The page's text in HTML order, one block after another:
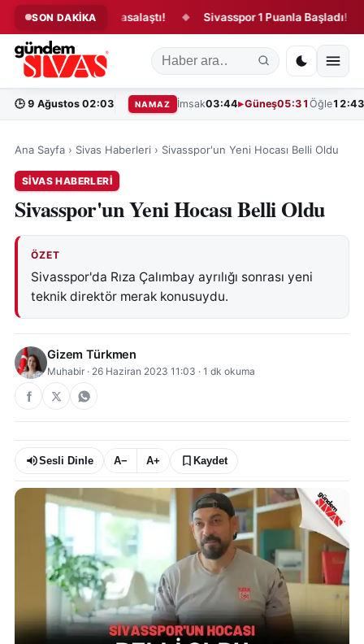
SON DAKİKA
kanun teklifi yasalaştı! ◆ Sivasspor 1 Puanla Başladı! ◆
🕒 9 Ağustos 02:03 NAMAZ İmsak03:44 Güneş05:31 Öğle12:43
Ana Sayfa › Sivas Haberleri › Sivasspor'un Yeni Hocası Belli Oldu
SIVAS HABERLERI
Sivasspor'un Yeni Hocası Belli Oldu
ÖZET
Sivasspor'da Rıza Çalımbay ayrılığı sonrası yeni
teknik direktör merak konusuydu.
Gizem Türkmen
Muhabir · 26 Haziran 2023 11:03 · 1 dk okuma
Sesli Dinle A− A+ Kaydet